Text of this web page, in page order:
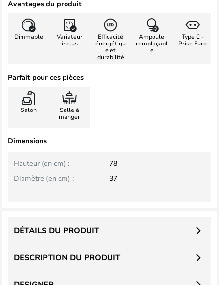
Avantages du produit
Dimmable
Variateur
inclus
Efficacité
énergétiqu
e et
durabilité
Ampoule
remplaçabl
e
Type C -
Prise Euro
Parfait pour ces pièces
Salon
Salle à
manger
Dimensions
Hauteur (en cm) :
78
Diamètre (en cm) :
37
DESCRIPTION DU PRODUIT
DÉTAILS DU PRODUIT